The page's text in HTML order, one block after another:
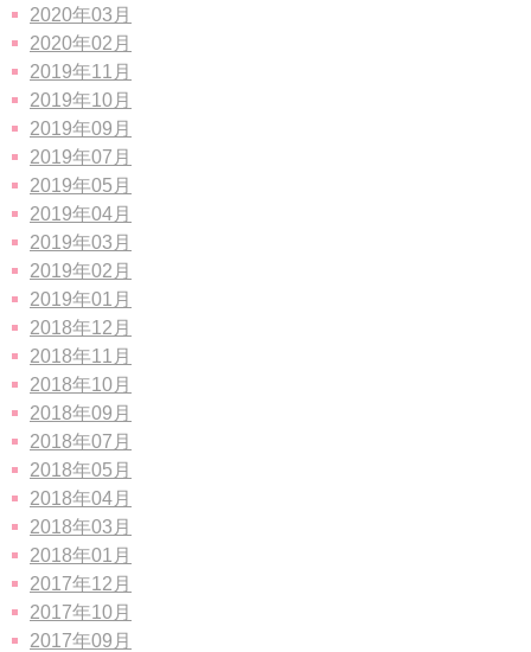
2020年03月
2020年02月
2019年11月
2019年10月
2019年09月
2019年07月
2019年05月
2019年04月
2019年03月
2019年02月
2019年01月
2018年12月
2018年11月
2018年10月
2018年09月
2018年07月
2018年05月
2018年04月
2018年03月
2018年01月
2017年12月
2017年10月
2017年09月